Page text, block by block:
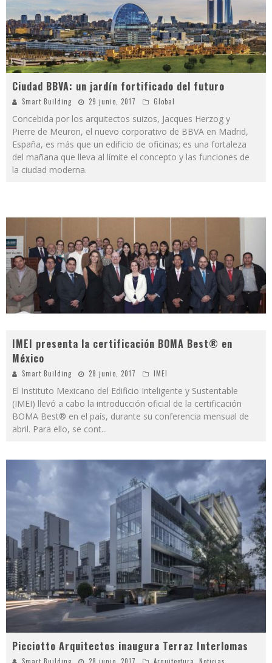
Ciudad BBVA: un jardín fortificado del futuro
Smart Building 29 junio, 2017 Global
Concebida por los arquitectos suizos, Jacques Herzog y
Pierre de Meuron, el nuevo corporativo de BBVA en Madrid,
España, es más que un edificio de oficinas; es una fortaleza
del mañana que lleva al límite el concepto y las funciones de
la ciudad moderna.
IMEI presenta la certificación BOMA Best® en
México
Smart Building 28 junio, 2017 IMEI
El Instituto Mexicano del Edificio Inteligente y Sustentable
(IMEI) llevó a cabo la introducción oficial de la certificación
BOMA Best® en el país, durante su conferencia mensual de
abril. Para ello, se cont...
Picciotto Arquitectos inaugura Terraz Interlomas